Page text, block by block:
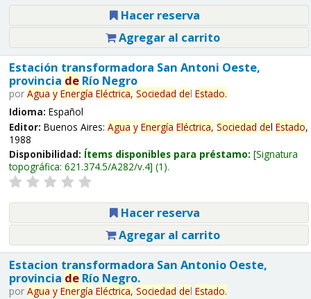
Hacer reserva
Agregar al carrito
Estación transformadora San Antoni Oeste,
provincia deRío Negro
por Agua y Energía Eléctrica, Sociedad del Estado.
Idioma: Español
Editor: Buenos Aires: Agua y Energía Eléctrica, Sociedad del Estado,
1988
Disponibilidad: Ítems disponibles para préstamo: Signatura
topográfica: 621.374.5/A282/v.4 (1).
Hacer reserva
Agregar al carrito
Estacion transformadora San Antonio Oeste,
provincia deRío Negro.
por Agua y Energía Eléctrica, Sociedad del Estado.